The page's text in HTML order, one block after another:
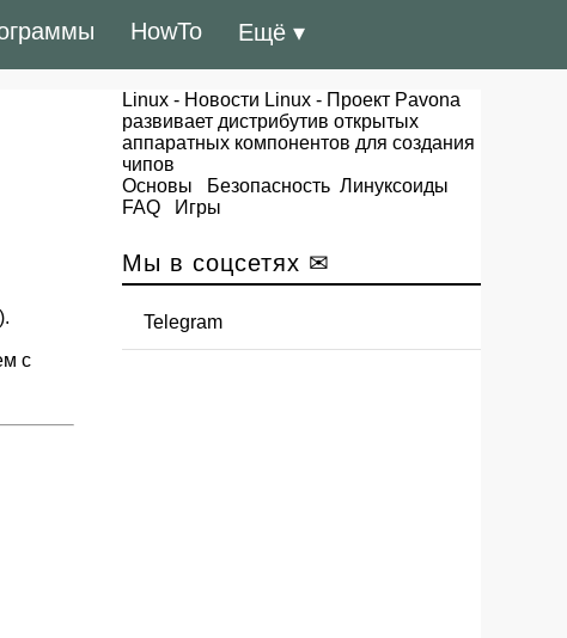
HowTo Ещё ▾
с
Linux - Новости Linux - Проект Pavona
развивает дистрибутив открытых
аппаратных компонентов для создания
чипов
Основы
Безопасность Линуксоиды
FAQ
Игры
Мы в соцсетях ✉
Telegram